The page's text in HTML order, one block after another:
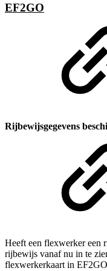
EF2GO
Rijbewijsgegevens
Heeft een flexwerker een
rijbewijs vanaf nu in te
flexwerkerkaart in